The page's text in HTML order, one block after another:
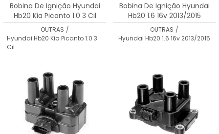
Bobina De Ignição Hyundai
Hb20 Kia Picanto 1.0 3 Cil
Gn10585
OUTRAS /
Hyundai Hb20 Kia Picanto 1.0 3
Cil
Bobina De Ignição Hyundai
Hb20 1.6 16v 2013/2015
Gn10590
OUTRAS /
Hyundai Hb20 1.6 16v 2013/2015